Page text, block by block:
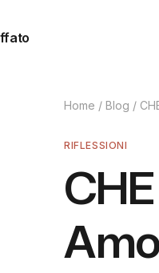
Home / Blog /
RIFLESSIONI